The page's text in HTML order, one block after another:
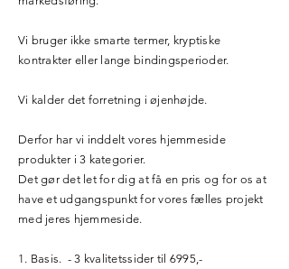
Vi bruger ikke smarte termer, kryptiske
kontrakter eller lange bindingsperioder.
Vi kalder det forretning i øjenhøjde.
Derfor har vi inddelt vores hjemmeside
produkter i 3 kategorier.
Det gør det let for dig at få en pris og for os at
have et udgangspunkt for vores fælles projekt
med jeres hjemmeside.
1. Basis. - 3 kvalitetssider til 6995,-